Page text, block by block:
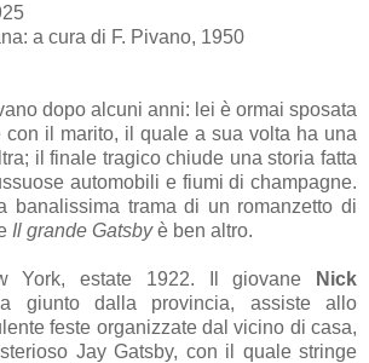
a cura di F. Pivano, 1950
dopo alcuni anni: lei è ormai sposata
con il marito, il quale a sua volta ha una
il finale tragico chiude una storia fatta
automobili e fiumi di champagne.
banalissima trama di un romanzetto di
Il grande Gatsbyè ben altro.
York, estate 1922. Il giovane
Nick
giunto dalla provincia, assiste allo
feste organizzate dal vicino di casa,
Jay Gatsby, con il quale stringe